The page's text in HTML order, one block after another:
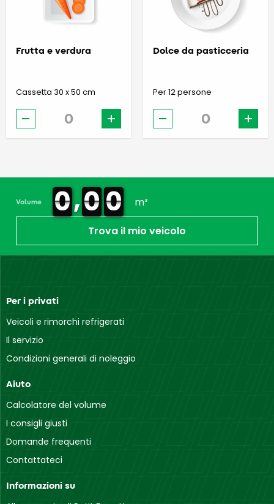
Frutta e verdura
Cassetta 30 x 50 cm
Dolce da pasticceria
Per 12 persone
Volume 0
0
0
0
0
0
0
0
,
0
0
0
0 m³
Trova il mio veicolo
Per i privati
Veicoli e rimorchi refrigerati
Il servizio
Condizioni generali di noleggio
Aiuto
Calcolatore del volume
I consigli giusti
Domande frequenti
Contattateci
Informazioni su